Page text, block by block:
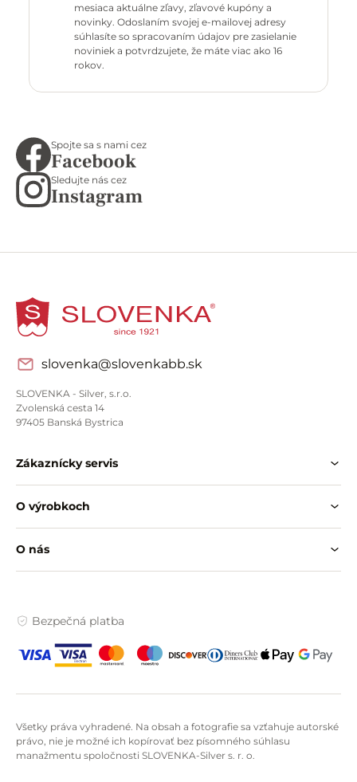
mesiaca aktuálne zľavy, zľavové kupóny a
novinky. Odoslaním svojej e-mailovej adresy
súhlasíte so spracovaním údajov pre zasielanie
noviniek a potvrdzujete, že máte viac ako 16
rokov.
Spojte sa s nami cez
Facebook
Sledujte nás cez
Instagram
slovenka@slovenkabb.sk
SLOVENKA - Silver, s.r.o.
Zvolenská cesta 14
97405 Banská Bystrica
Zákaznícky servis
O výrobkoch
O nás
Bezpečná platba
Všetky práva vyhradené. Na obsah a fotografie sa vzťahuje autorské
právo, nie je možné ich kopírovať bez písomného súhlasu
manažmentu spoločnosti SLOVENKA-Silver s. r. o.